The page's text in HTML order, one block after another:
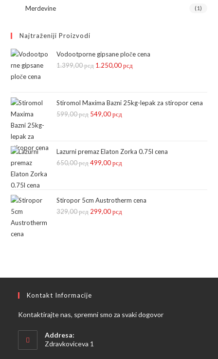
Merdevine (1)
Najtraženiji Proizvodi
Vodootporne gipsane ploče cena
1.399,00рсд Оригинална
била:
1.399,00 рсд.
1.250,00рсдТренутна
1.250,00 рсд.
Stiromol Maxima Bazni 25kg-lepak za stiropor cena
599,00рсд Оригинална
била:
599,00 рсд.
549,00рсдТренутна
549,00 рсд.
Lazurni premaz Elaton Zorka 0.75l cena
650,00рсдОригинална
била:
650,00 рсд.
499,00рсдТренутна
499,00 рсд.
Stiropor 5cm Austrotherm cena
329,00рсд Оригинална
299,00рсдТренутна
Kontakt Informacije
Kontaktirajte nas, spremni smo za svaki dogovor
Addresa:
Zdravkoviceva 1